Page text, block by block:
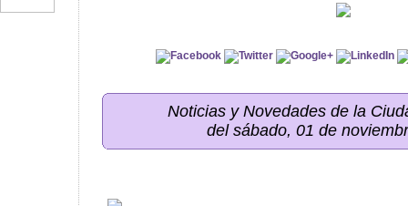
Noticias y Novedades de la
del sábado, 01 de